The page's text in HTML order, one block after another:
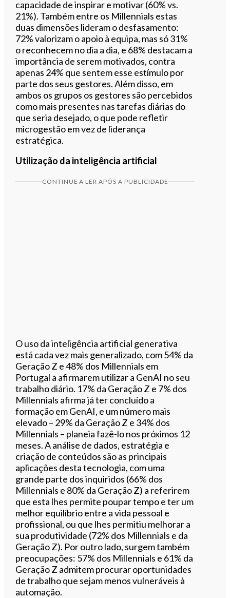
capacidade de inspirar e motivar (60% vs.
21%). Também entre os Millennials estas
duas dimensões lideram o desfasamento:
72% valorizam o apoio à equipa, mas só 31%
o reconhecem no dia a dia, e 68% destacam a
importância de serem motivados, contra
apenas 24% que sentem esse estímulo por
parte dos seus gestores. Além disso, em
ambos os grupos os gestores são percebidos
como mais presentes nas tarefas diárias do
que seria desejado, o que pode refletir
microgestão em vez de liderança
estratégica.
Utilização da inteligência artificial
CONTINUE A LER APÓS A PUBLICIDADE
O uso da inteligência artificial generativa
está cada vez mais generalizado, com 54% da
Geração Z e 48% dos Millennials em
Portugal a afirmarem utilizar a GenAI no seu
trabalho diário. 17% da Geração Z e 7% dos
Millennials afirma já ter concluído a
formação em GenAI, e um número mais
elevado – 29% da Geração Z e 34% dos
Millennials – planeia fazê-lo nos próximos 12
meses. A análise de dados, estratégia e
criação de conteúdos são as principais
aplicações desta tecnologia, com uma
grande parte dos inquiridos (66% dos
Millennials e 80% da Geração Z) a referirem
que esta lhes permite poupar tempo e ter um
melhor equilíbrio entre a vida pessoal e
profissional, ou que lhes permitiu melhorar a
sua produtividade (72% dos Millennials e da
Geração Z). Por outro lado, surgem também
preocupações: 57% dos Millennials e 61% da
Geração Z admitem procurar oportunidades
de trabalho que sejam menos vulneráveis à
automação.